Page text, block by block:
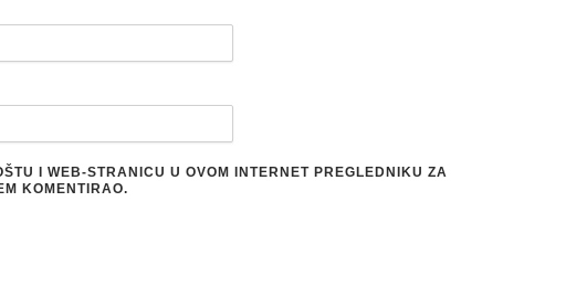
I WEB-STRANICU U OVOM INTERNET PREGLEDNIKU ZA
KOMENTIRAO.